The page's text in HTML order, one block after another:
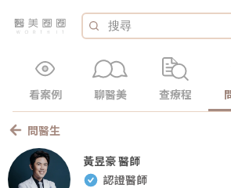
看案例 聊醫美 查療程
問醫生
黃昱豪 醫師
認證醫師